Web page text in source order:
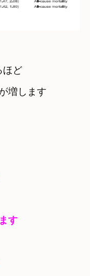
ほど
増します
す